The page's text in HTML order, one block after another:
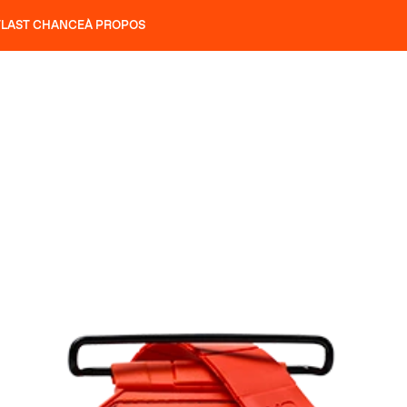
SLAP 112
SLAP 92 SLAP 92
UBAC 102 UBAC
LAST CHANCEÀ PROPOS
RECHERCHER